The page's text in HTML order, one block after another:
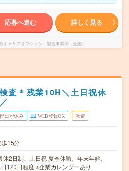
応募へ進む 詳しく見る
キャリアオプション 製造事業部（全国）
査＊残業10H＼土日祝休
日が休み WEB登録OK 派遣
歩15分
休2日制、土日祝 夏季休暇、年末年始、
120日程度 ※企業カレンダーあり